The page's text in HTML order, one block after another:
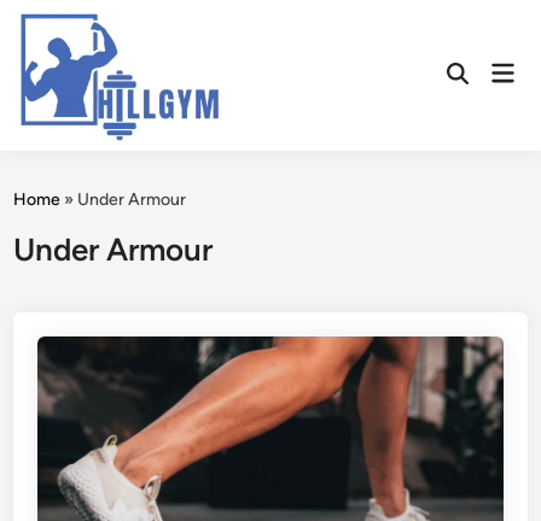
Skip
content
Open
Home » Under Armour
Under Armour